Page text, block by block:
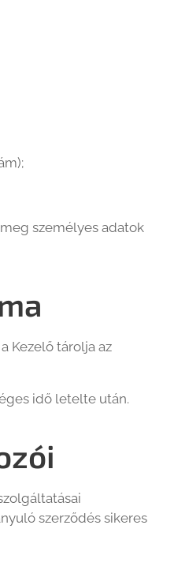
személyes adatok
Kezelő tárolja az
idő letelte után.
szerződés sikeres